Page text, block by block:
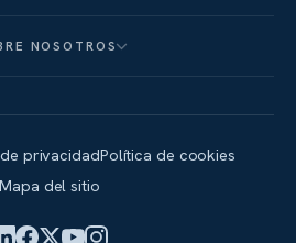
NOSOTROS
privacidadPolítica de cookies
Mapa del sitio